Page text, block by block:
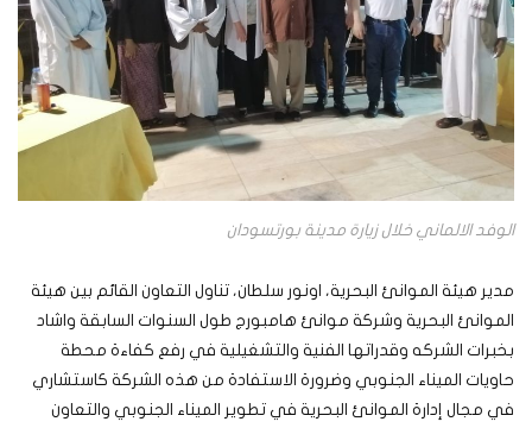
الوفد الالماني خلال زيارة مدينة بورتسودان
مدير هيئة الموانئ البحرية، اونور سلطان، تناول التعاون القائم بين هيئة
الموانئ البحرية وشركة موانئ هامبورج طول السنوات السابقة واشاد
بخبرات الشركه وقدراتها الفنية والتشغيلية في رفع كفاءة محطة
حاويات الميناء الجنوبي وضرورة الاستفادة من هذه الشركة كاستشاري
في مجال إدارة الموانئ البحرية في تطوير الميناء الجنوبي والتعاون